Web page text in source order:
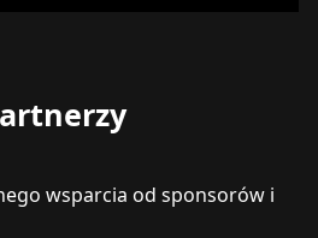
wsparcia od sponsorów i